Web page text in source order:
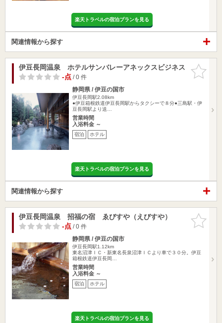
楽天トラベルの宿泊プランを見る
関連情報から探す
お気に入
りに追加
伊豆長岡温泉 ホテルサンバレーアネックスビジネス
-点/ 0 件
静岡県 / 伊豆の国市
伊豆長岡駅2.08km
●伊豆箱根鉄道伊豆長岡駅からタクシーで８分●三島駅・伊
豆長岡駅より送…
営業時間
入浴料金 ～
宿泊 ホテル
楽天トラベルの宿泊プランを見る
関連情報から探す
お気に入
りに追加
伊豆長岡温泉 招福の宿 ゑびすや（えびすや）
-点/ 0 件
静岡県 / 伊豆の国市
伊豆長岡駅1.12km
東名沼津ＩＣ・新東名長泉沼津ＩＣより車で３０分。伊豆
箱根鉄道伊豆長岡…
営業時間
入浴料金 ～
宿泊 ホテル
楽天トラベルの宿泊プランを見る